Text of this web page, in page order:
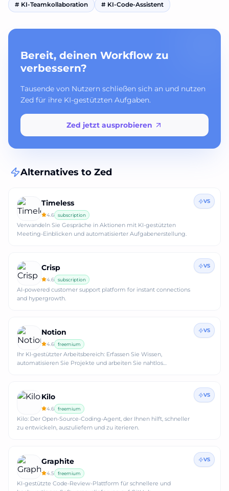
# KI-Teamkollaboration # KI-Code-Assistent
Bereit, deinen Workflow zu
verbessern?
Tausende von Nutzern schließen sich an und nutzen
Zed für ihre KI-gestützten Aufgaben.
Zed jetzt ausprobieren
Alternatives to Zed
Timeless
4.6 subscription
Verwandeln Sie Gespräche in Aktionen mit KI-gestützten
Meeting-Einblicken und automatisierter Aufgabenerstellung.
VS
Crisp
4.6 subscription
AI-powered customer support platform for instant connections
and hypergrowth.
VS
Notion
4.6 freemium
Ihr KI-gestützter Arbeitsbereich: Erfassen Sie Wissen,
automatisieren Sie Projekte und arbeiten Sie nahtlos
VS
Kilo
4.6 freemium
Kilo: Der Open-Source-Coding-Agent, der Ihnen hilft, schneller
zu entwickeln, auszuliefern und zu iterieren.
VS
Graphite
4.5 freemium
KI-gestützte Code-Review-Plattform für schnellere und
VS